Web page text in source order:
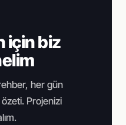
için biz
her gün
özeti. Projenizi